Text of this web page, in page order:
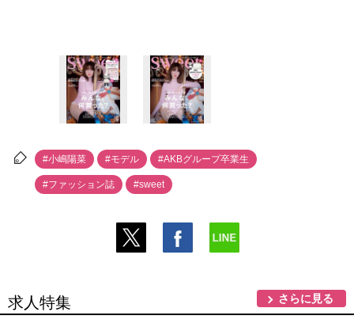
#小嶋陽菜 #モデル #AKBグループ卒業生
#ファッション誌 #sweet
求人特集 さらに見る